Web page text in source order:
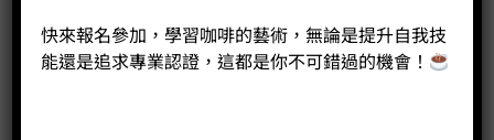
快來報名參加，學習咖啡的藝術，無論是提升自我技
能還是追求專業認證，這都是你不可錯過的機會！